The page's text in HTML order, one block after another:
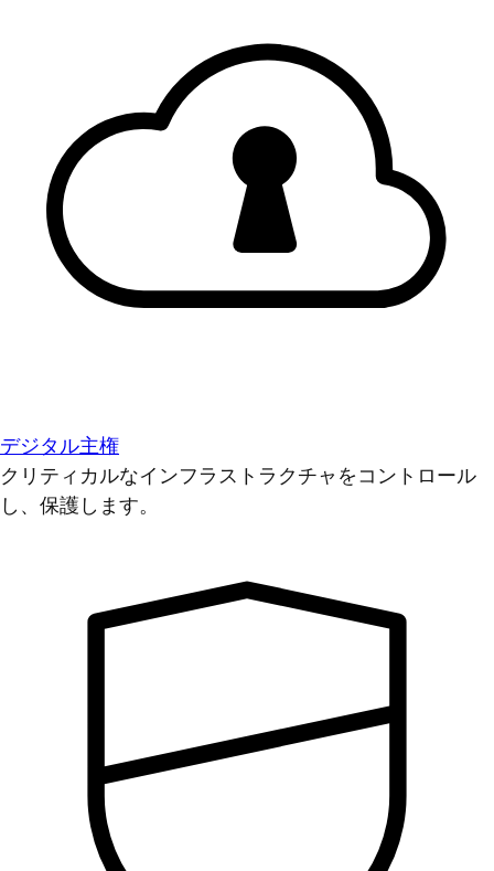
デジタル主権
クリティカルなインフラストラクチャをコントロール
し、保護します。